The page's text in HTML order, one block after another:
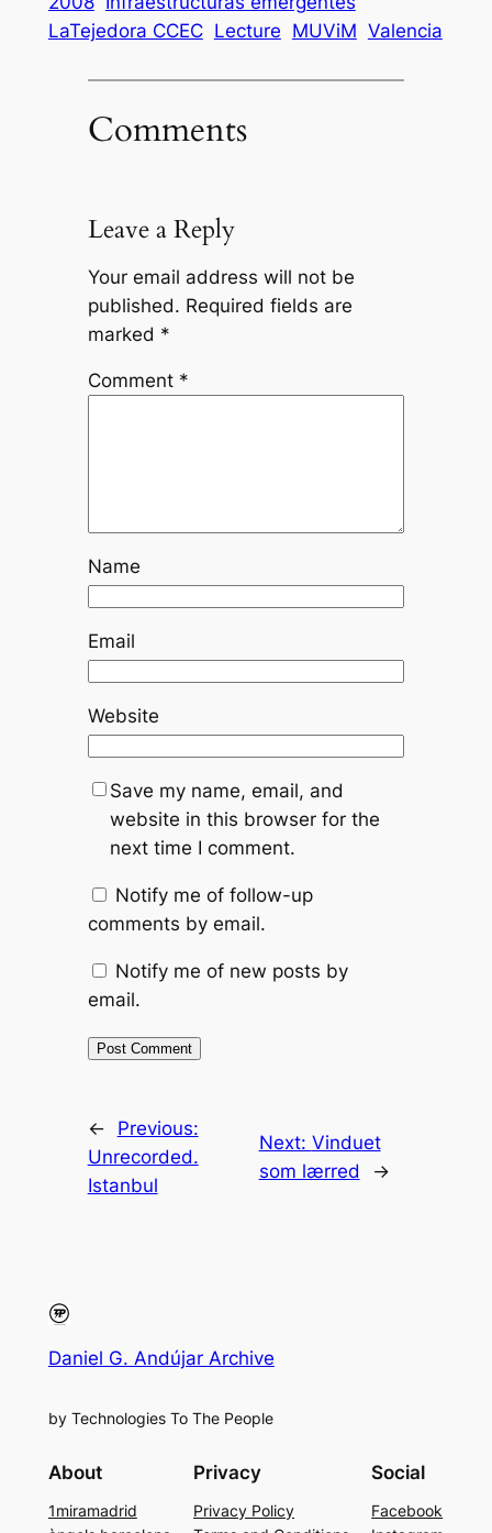
LaTejedora CCEC Lecture MUViM Valencia
Comments
Leave a Reply
Your email address will not be
published. Required fields are
marked *
Comment *
Name
Email
Website
Save my name, email, and
website in this browser for the
next time I comment.
Notify me of follow-up
comments by email.
Notify me of new posts by
email.
←
Previous:
Unrecorded.
Istanbul
Next: Vinduet
som lærred
→
Daniel G. Andújar Archive
by Technologies To The People
About
1miramadrid
Privacy
Privacy Policy
Social
Facebook